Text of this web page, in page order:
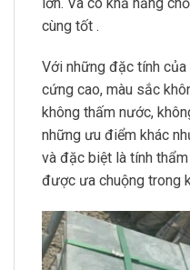
cùng tốt .
Với những đặc tính
cứng cao, màu sắc
không thấm nước,
những ưu điểm khác
và đặc biệt là tính
được ưa chuộng trong